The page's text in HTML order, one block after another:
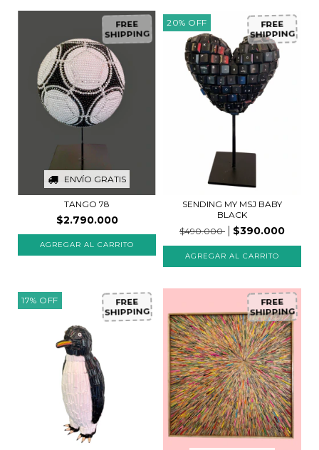
ENVÍO GRATIS
FREE
SHIPPING
TANGO 78
$2.790.000
20% OFF FREE
SHIPPING
SENDING MY MSJ BABY
BLACK
$490.000
$390.000
17% OFF FREE
SHIPPING
FREE
SHIPPING